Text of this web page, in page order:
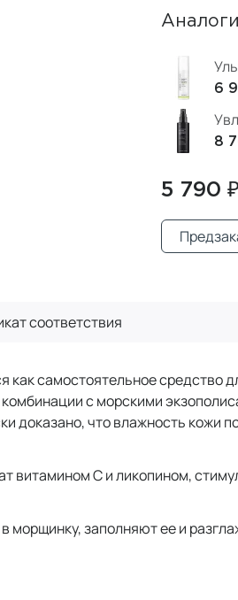
Аналоги
6
8
5 790 ₽
соответствия
самостоятельное средство
с морскими
доказано, что влажность кожи
витамином С и ликопином,
морщинку, заполняют ее и